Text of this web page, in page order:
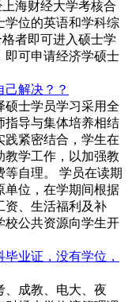
海财经大学考核合
学位的英语和学科综
者即可进入硕士学
即可申请经济学硕士
解决？？
硕士学员学习采用全
指导与集体培养相结
践紧密结合，学生在
教学工作，以加强教
自理。 学员在读期
单位，在学期间根据
资、生活福利及补
校公共资源向学生开
业证，没有学位，
、成教、电大、夜